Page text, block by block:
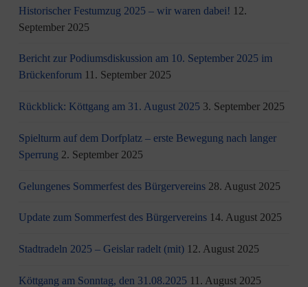
Historischer Festumzug 2025 – wir waren dabei! 12.
September 2025
Bericht zur Podiumsdiskussion am 10. September 2025 im
Brückenforum 11. September 2025
Rückblick: Köttgang am 31. August 2025 3. September 2025
Spielturm auf dem Dorfplatz – erste Bewegung nach langer
Sperrung 2. September 2025
Gelungenes Sommerfest des Bürgervereins 28. August 2025
Update zum Sommerfest des Bürgervereins 14. August 2025
Stadtradeln 2025 – Geislar radelt (mit) 12. August 2025
Köttgang am Sonntag, den 31.08.2025 11. August 2025